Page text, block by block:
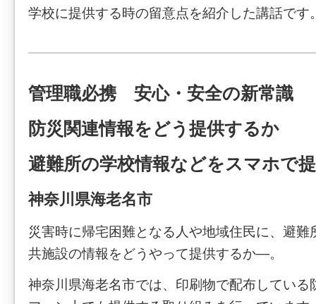
学校に提供する時の留意点を紹介した講話です
管理職必携 安心・安全の新常識
防災関連情報をどう提供するか
避難所の学校情報などをスマホで
神奈川県海老名市
災害時に帰宅困難となる人や地域住民に、避難
共施設の情報をどうやって提供するか―。
神奈川県海老名市では、印刷物で配布している